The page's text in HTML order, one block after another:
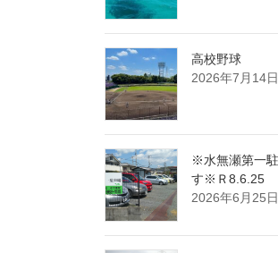
高校野球
2026年7月14日
※水無瀬第一
す※Ｒ8.6.25
2026年6月25日